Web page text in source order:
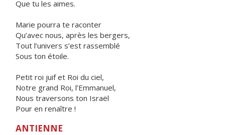
Que tu les aimes.
Marie pourra te raconter
Qu’avec nous, après les bergers,
Tout l’univers s’est rassemblé
Sous ton étoile.
Petit roi juif et Roi du ciel,
Notre grand Roi, l’Emmanuel,
Nous traversons ton Israël
Pour en renaître !
ANTIENNE